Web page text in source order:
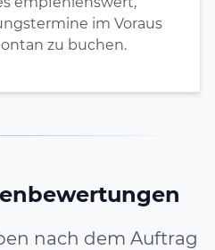
im Voraus
zu buchen.
nach dem Auftrag